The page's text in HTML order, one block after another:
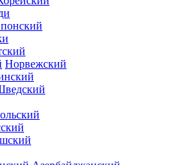
Норвежский